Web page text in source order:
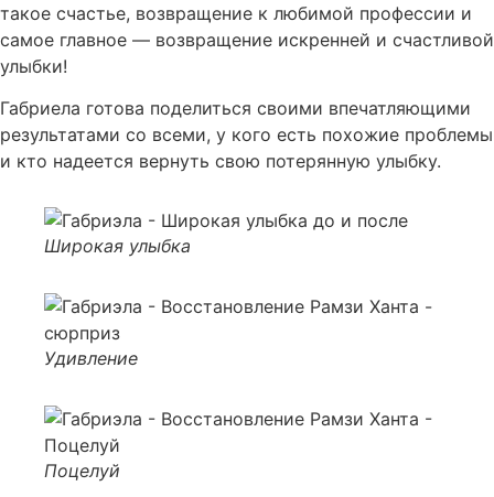
такое счастье, возвращение к любимой профессии и
самое главное — возвращение искренней и счастливой
улыбки!
Габриела готова поделиться своими впечатляющими
результатами со всеми, у кого есть похожие проблемы
и кто надеется вернуть свою потерянную улыбку.
Широкая улыбка
Удивление
Поцелуй